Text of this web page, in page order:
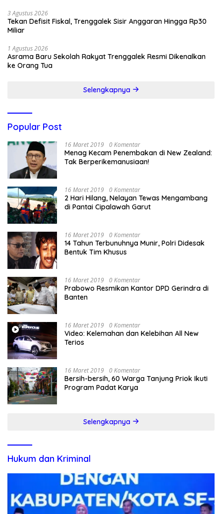
3 Agustus 2026
Tekan Defisit Fiskal, Trenggalek Sisir Anggaran Hingga Rp30
Miliar
1 Agustus 2026
Asrama Baru Sekolah Rakyat Trenggalek Resmi Dikenalkan
ke Orang Tua
Selengkapnya
Popular Post
16 Maret 2019 0 Komentar
Menag Kecam Penembakan di New Zealand:
Tak Berperikemanusiaan!
16 Maret 2019 0 Komentar
2 Hari Hilang, Nelayan Tewas Mengambang
di Pantai Cipalawah Garut
16 Maret 2019 0 Komentar
14 Tahun Terbunuhnya Munir, Polri Didesak
Bentuk Tim Khusus
16 Maret 2019 0 Komentar
Prabowo Resmikan Kantor DPD Gerindra di
Banten
16 Maret 2019 0 Komentar
Video: Kelemahan dan Kelebihan All New
Terios
16 Maret 2019 0 Komentar
Bersih-bersih, 60 Warga Tanjung Priok Ikuti
Program Padat Karya
Selengkapnya
Hukum dan Kriminal